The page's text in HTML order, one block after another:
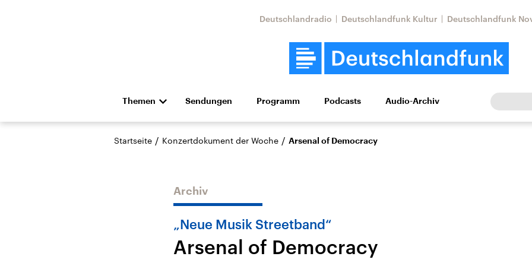
Deutschlandradio Deutschlandfunk Kultur Deutschlandfunk
Themen
Die Nachrichten Politik Wirtschaft Wissen Kultur Europa
Hörspiel und Feature Musik
Landtagswahl Sachsen-
USA
Nahostkonflikt
Aktuelle Lage und
Sendungen Programm Podcasts Audio-Archiv
Startseite / Konzertdokument der Woche / Arsenal of Democracy
Archiv
„Neue Musik Streetband“
Arsenal of Democracy